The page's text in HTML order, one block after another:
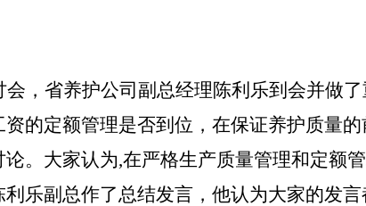
，省养护公司副总经理陈利乐到会并做
的定额管理是否到位，在保证养护质量
。大家认为,在严格生产质量管理和定额
乐副总作了总结发言，他认为大家的发